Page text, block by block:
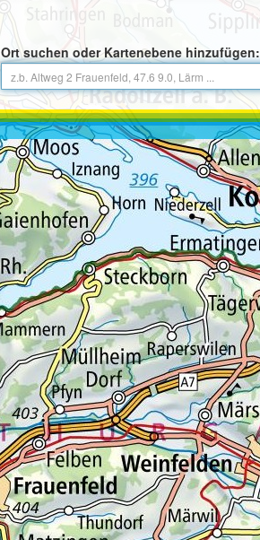
Ort suchen oder Kartenebene hinzufügen: